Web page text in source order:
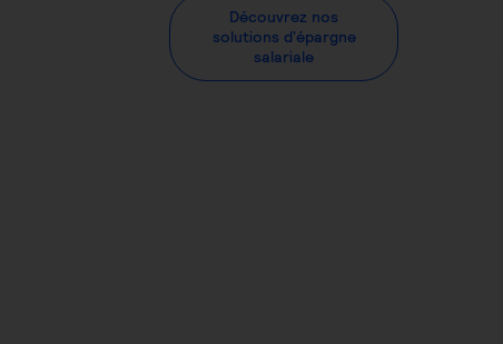
Découvrez nos
solutions d'épargne
salariale